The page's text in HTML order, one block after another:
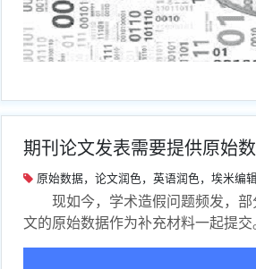
期刊论文发表需要提供原始数
原始数据，论文润色，英语润色，埃米编
现如今，学术造假问题频发，
文的原始数据作为补充材料一起提交